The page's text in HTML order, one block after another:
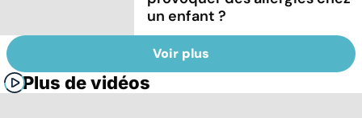
un enfant ?
Voir plus
Plus de vidéos